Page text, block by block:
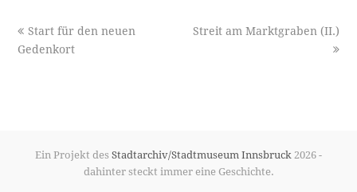
previous
post:
Start für den neuen
Gedenkort
next
Streit am Marktgraben (II.)
Ein Projekt des Stadtarchiv/Stadtmuseum Innsbruck 2026 -
dahinter steckt immer eine Geschichte.